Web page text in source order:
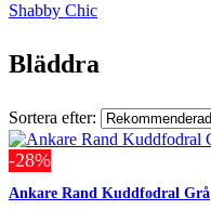
Shabby Chic
Bläddra
Sortera efter:
-28%
Ankare Rand Kuddfodral Grå